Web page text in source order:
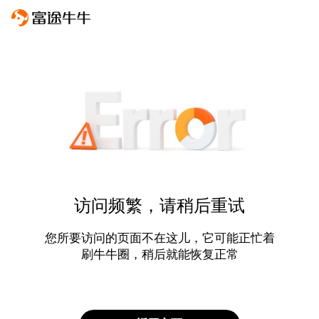
访问频繁，请稍后重试
您所要访问的页面不在这儿，它可能正忙着
刷牛牛圈，稍后就能恢复正常